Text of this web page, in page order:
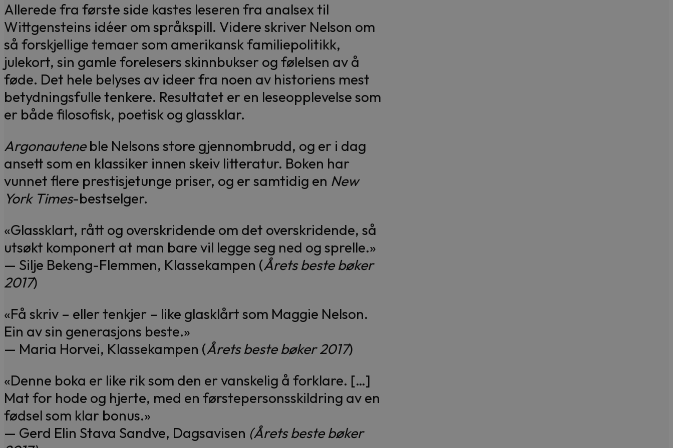
Allerede fra første side kastes leseren fra analsex til
Wittgensteins idéer om språkspill. Videre skriver Nelson om
så forskjellige temaer som amerikansk familiepolitikk,
julekort, sin gamle forelesers skinnbukser og følelsen av å
føde. Det hele belyses av ideer fra noen av historiens mest
betydningsfulle tenkere. Resultatet er en leseopplevelse som
er både filosofisk, poetisk og glassklar.
Argonauteneble Nelsons store gjennombrudd, og er i dag
ansett som en klassiker innen skeiv litteratur. Boken har
vunnet flere prestisjetunge priser, og er samtidig en New
York Times-bestselger.
«Glassklart, rått og overskridende om det overskridende, så
utsøkt komponert at man bare vil legge seg ned og sprelle.»
— Silje Bekeng-Flemmen, Klassekampen (Årets beste bøker
2017)
«Få skriv – eller tenkjer – like glasklårt som Maggie Nelson.
Ein av sin generasjons beste.»
— Maria Horvei, Klassekampen (Årets beste bøker 2017)
«Denne boka er like rik som den er vanskelig å forklare. […]
Mat for hode og hjerte, med en førstepersonsskildring av en
fødsel som klar bonus.»
— Gerd Elin Stava Sandve, Dagsavisen (Årets beste bøker